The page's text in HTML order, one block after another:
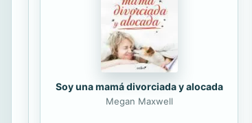
Soy una mamá divorciada y alocada
Megan Maxwell